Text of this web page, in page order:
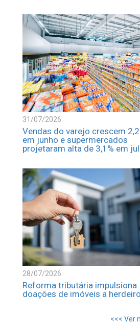
31/07/2026
Vendas do varejo crescem
em junho e supermercados
projetaram alta de 3,1% em
28/07/2026
Reforma tributária impulsiona
doações de imóveis a
<<< Ver